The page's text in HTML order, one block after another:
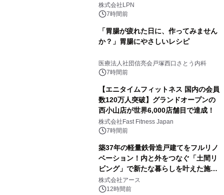
株式会社LPN
7時間前
「胃腸が疲れた日に、作ってみません
か？」胃腸にやさしいレシピ
医療法人社団信亮会戸塚西口さとう内科
7時間前
【エニタイムフィットネス 国内の会員
数120万人突破】グランドオープンの
西小山店が世界6,000店舗目で達成！
株式会社Fast Fitness Japan
7時間前
築37年の軽量鉄骨造戸建てをフルリノ
ベーション！内と外をつなぐ「土間リ
ビング」で新たな暮らしを叶えた施工
事例を株式会社アースが公開
株式会社アース
12時間前